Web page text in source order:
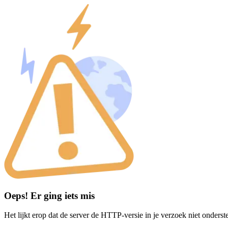
Oeps! Er ging iets mis
Het lijkt erop dat de server de HTTP-versie in je verzoek niet